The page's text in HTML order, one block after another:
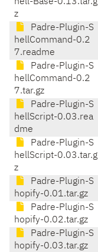
z
Padre-Plugin-S
hellCommand-0.2
7.readme
Padre-Plugin-S
hellCommand-0.2
7.tar.gz
Padre-Plugin-S
hellScript-0.03.rea
dme
Padre-Plugin-S
hellScript-0.03.tar.g
z
Padre-Plugin-S
hopify-0.01.tar.gz
Padre-Plugin-S
hopify-0.02.tar.gz
Padre-Plugin-S
hopify-0.03.tar.gz